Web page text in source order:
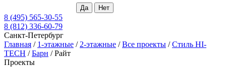
8 (495) 565-30-55
8 (812) 336-60-79
Санкт-Петербург
Главная / 1-этажные / 2-этажные /Все проекты /Стиль HI-
TECH /Барн /Райт
Проекты